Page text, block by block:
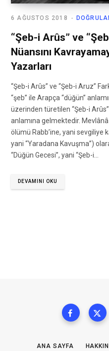
6 AĞUSTOS 2018
“Şeb-i Arûs” ve
Nüansını
Yazarları
“Şeb-i Arûs” ve “Şeb-i Aruz”
“şeb” ile Arapça “düğün”
üzerinden türetilen “Şeb-i
anlamına gelmektedir.
ölümü Rabb’ine, yani sevgiliye
yani “Yaradana Kavuşma”)
“Düğün Gecesi”, yani “Şeb-i…
DEVAMINI OKU
ANA SAYFA